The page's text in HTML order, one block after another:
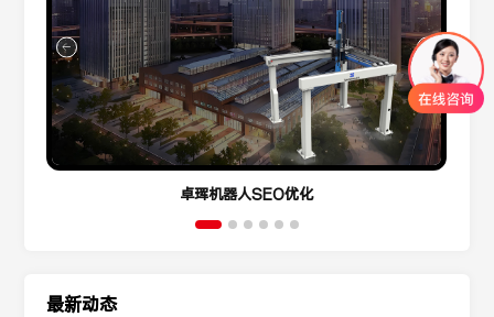
卓珲机器人SEO优化
最新动态